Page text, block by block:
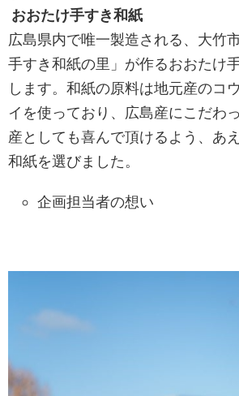
おおたけ手すき和紙
広島県内で唯一製造される、大竹
手すき和紙の里」が作るおおたけ
します。和紙の原料は地元産のコ
イを使っており、広島産にこだわ
産としても喜んで頂けるよう、あ
和紙を選びました。
企画担当者の想い